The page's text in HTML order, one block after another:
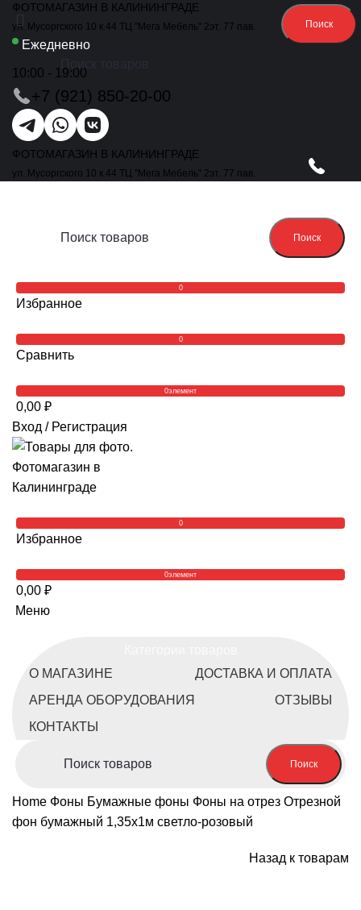
ФОТОМАГАЗИН В КАЛИНИНГРАДЕ
ул. Мусоргского 10 к.44 ТЦ "Мега Мебель" 2эт. 77 пав.
Ежедневно
10:00 - 19:00
+7 (921) 850-20-00
ФОТОМАГАЗИН В КАЛИНИНГРАДЕ
ул. Мусоргского 10 к.44 ТЦ "Мега Мебель" 2эт. 77 пав.
Поиск
0
Избранное
0
Сравнить
0элемент
0,00 ₽
Вход / Регистрация
0
Избранное
0элемент
0,00 ₽
Меню
О МАГАЗИНЕ
ДОСТАВКА И ОПЛАТА
АРЕНДА ОБОРУДОВАНИЯ
ОТЗЫВЫ
КОНТАКТЫ
Поиск
Home Фоны Бумажные фоны Фоны на отрез Отрезной
фон бумажный 1,35х1м светло-розовый
Назад к товарам
Поиск